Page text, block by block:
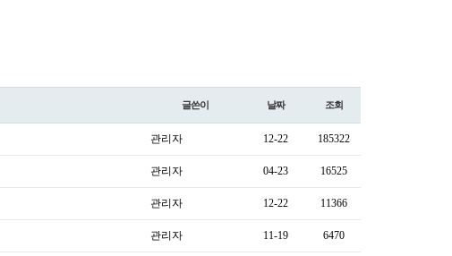
글쓴이 날짜 조회
관리자 12-22 185322
관리자 04-23 16525
관리자 12-22 11366
관리자 11-19 6470